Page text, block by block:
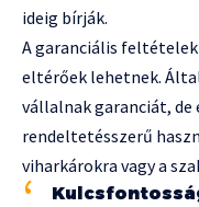
ideig bírják.
A garanciális
eltérőek lehetnek.
vállalnak garanciát, de
rendeltetésszerű
viharkárokra vagy a